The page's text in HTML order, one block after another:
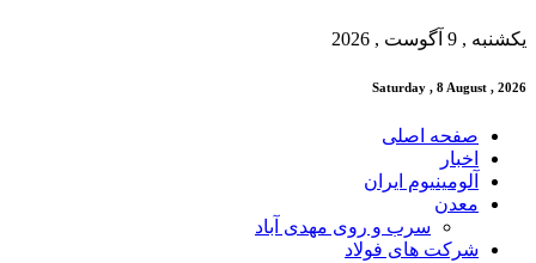
یکشنبه , 9 آگوست , 2026
Saturday , 8 August , 2026
صفحه اصلی
اخبار
آلومینیوم ایران
معدن
سرب و روی مهدی آباد
شرکت های فولاد